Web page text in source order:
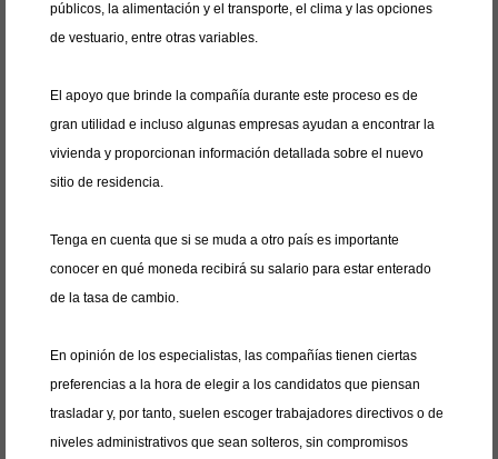
públicos, la alimentación y el transporte, el clima y las opciones
de vestuario, entre otras variables.
El apoyo que brinde la compañía durante este proceso es de
gran utilidad e incluso algunas empresas ayudan a encontrar la
vivienda y proporcionan información detallada sobre el nuevo
sitio de residencia.
Tenga en cuenta que si se muda a otro país es importante
conocer en qué moneda recibirá su salario para estar enterado
de la tasa de cambio.
En opinión de los especialistas, las compañías tienen ciertas
preferencias a la hora de elegir a los candidatos que piensan
trasladar y, por tanto, suelen escoger trabajadores directivos o de
niveles administrativos que sean solteros, sin compromisos